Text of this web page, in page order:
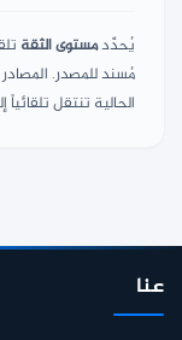
يُحدَّدمستوى الثقة
مُسند للمصدر.
الحالية تنتقل
عنا